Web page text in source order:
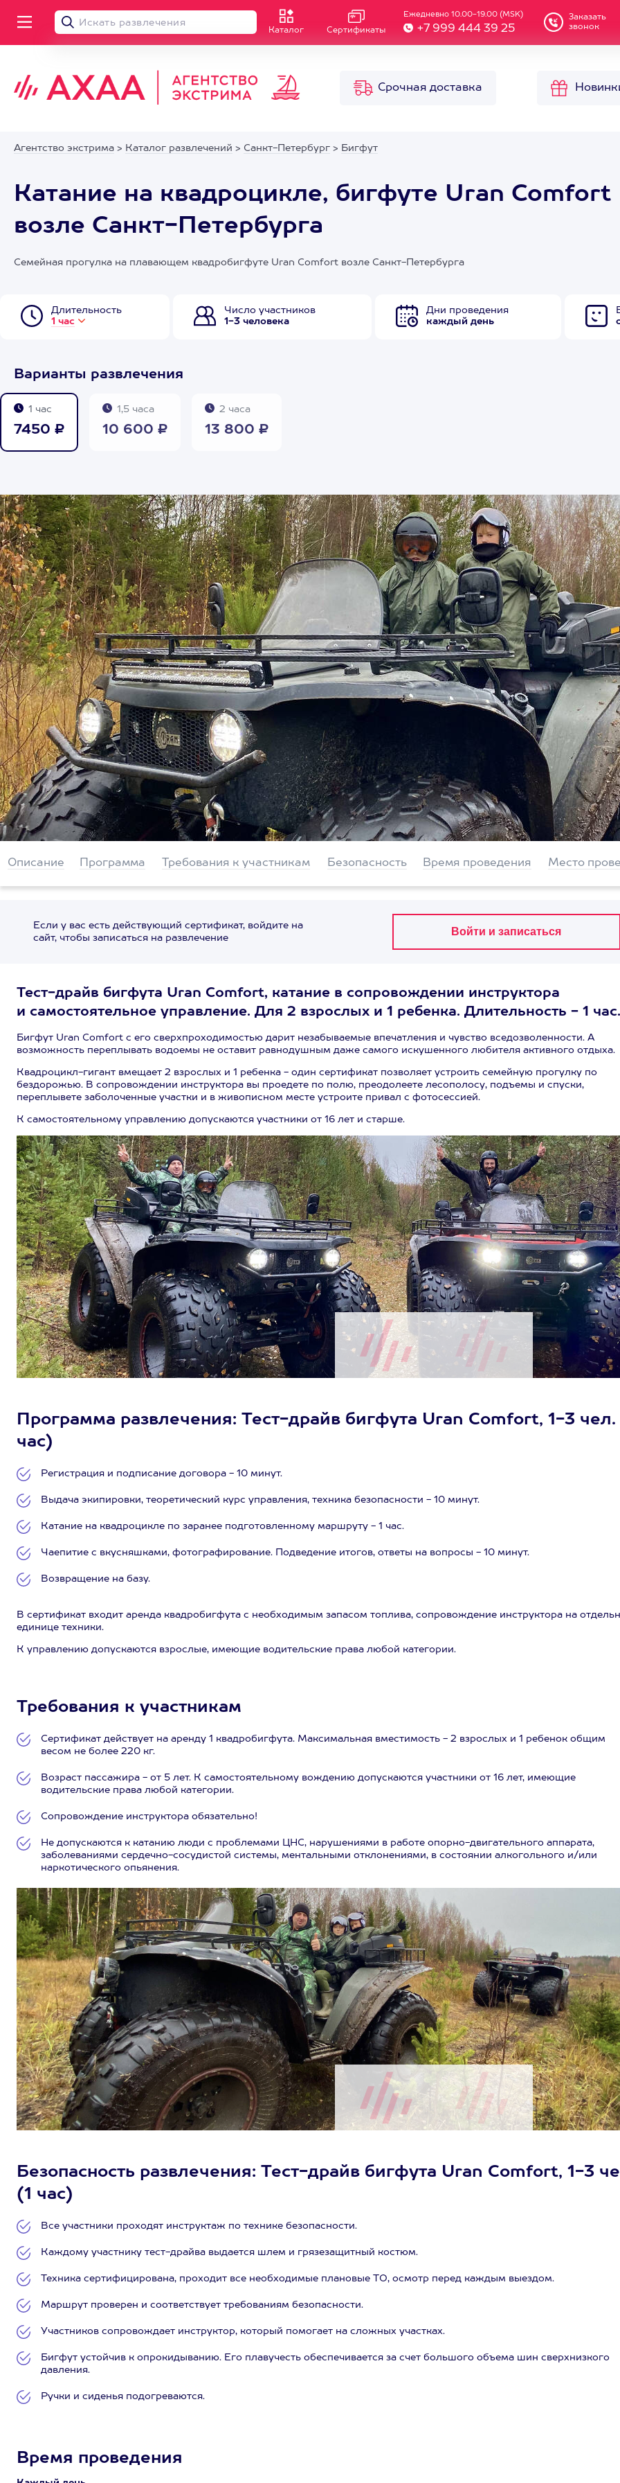
Каталог Сертификаты
Ежедневно 10.00-19.00 (MSK)
+7 999 444 39 25
Заказать
звонок
Срочная доставка
Агентство экстрима > Каталог развлечений > Санкт-Петербург > Бигфут
Катание на квадроцикле, бигфуте Uran Comfort
возле Санкт-Петербурга
Семейная прогулка на плавающем квадробигфуте Uran Comfort возле Санкт-Петербурга
Длительность
1 час
Число участников
1-3 человека
Дни проведения
каждый день
Варианты развлечения
1 час
7450 ₽
1,5 часа
10 600 ₽
2 часа
13 800 ₽
Описание Программа Требования к участникам Безопасность Время проведения Место
Если у вас есть действующий сертификат, войдите на
сайт, чтобы записаться на развлечение
Тест-драйв бигфута Uran Comfort, катание в сопровождении инструктора
и самостоятельное управление. Для 2 взрослых и 1 ребенка. Длительность - 1 час.
Бигфут Uran Comfort с его сверхпроходимостью дарит незабываемые впечатления и чувство вседозволенности. А
возможность переплывать водоемы не оставит равнодушным даже самого искушенного любителя активного отдыха.
Квадроцикл-гигант вмещает 2 взрослых и 1 ребенка - один сертификат позволяет устроить семейную прогулку по
бездорожью. В сопровождении инструктора вы проедете по полю, преодолеете лесополосу, подъемы и спуски,
переплывете заболоченные участки и в живописном месте устроите привал с фотосессией.
К самостоятельному управлению допускаются участники от 16 лет и старше.
Программа развлечения: Тест-драйв бигфута Uran Comfort, 1-3 чел.
час)
Регистрация и подписание договора - 10 минут.
Выдача экипировки, теоретический курс управления, техника безопасности - 10 минут.
Катание на квадроцикле по заранее подготовленному маршруту - 1 час.
Чаепитие с вкусняшками, фотографирование. Подведение итогов, ответы на вопросы - 10 минут.
Возвращение на базу.
В сертификат входит аренда квадробигфута с необходимым запасом топлива, сопровождение инструктора на
единице техники.
К управлению допускаются взрослые, имеющие водительские права любой категории.
Требования к участникам
Сертификат действует на аренду 1 квадробигфута. Максимальная вместимость - 2 взрослых и 1 ребенок общим
весом не более 220 кг.
Возраст пассажира - от 5 лет. К самостоятельному вождению допускаются участники от 16 лет, имеющие
водительские права любой категории.
Сопровождение инструктора обязательно!
Не допускаются к катанию люди с проблемами ЦНС, нарушениями в работе опорно-двигательного аппарата,
заболеваниями сердечно-сосудистой системы, ментальными отклонениями, в состоянии алкогольного и/или
наркотического опьянения.
Безопасность развлечения: Тест-драйв бигфута Uran Comfort, 1-3
(1 час)
Все участники проходят инструктаж по технике безопасности.
Каждому участнику тест-драйва выдается шлем и грязезащитный костюм.
Техника сертифицирована, проходит все необходимые плановые ТО, осмотр перед каждым выездом.
Маршрут проверен и соответствует требованиям безопасности.
Участников сопровождает инструктор, который помогает на сложных участках.
Бигфут устойчив к опрокидыванию. Его плавучесть обеспечивается за счет большого объема шин сверхнизкого
давления.
Ручки и сиденья подогреваются.
Время проведения